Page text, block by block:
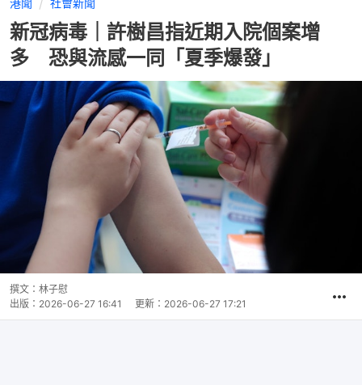
新冠病毒｜許樹昌指近期入院個案增
多 恐與流感一同「夏季爆發」
撰文： 林子慰
出版： 2026-06-27 16:41 更新： 2026-06-27 17:21